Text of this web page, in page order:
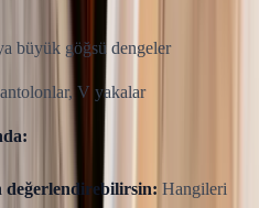
büyük göğsü dengeler
V yakalar
değerlendirebilirsin: Hangileri